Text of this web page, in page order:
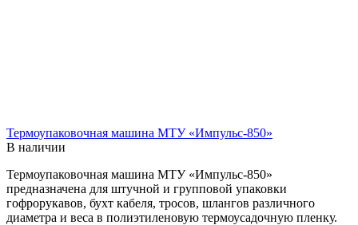
Термоупаковочная машина МТУ «Импульс-850»
В наличии
Термоупаковочная машина МТУ «Импульс-850»
предназначена для штучной и групповой упаковки
гофрорукавов, бухт кабеля, тросов, шлангов различного
диаметра и веса в полиэтиленовую термоусадочную пленку.